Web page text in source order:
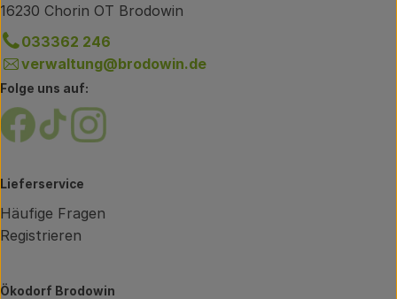
16230 Chorin OT Brodowin
033362 246
verwaltung@brodowin.de
Folge uns auf:
Externer Link zu https://www.facebook.com/
Externer Link zu https://www.tiktok.com/
Externer Link zu https://
Lieferservice
Häufige Fragen
Registrieren
Ökodorf Brodowin